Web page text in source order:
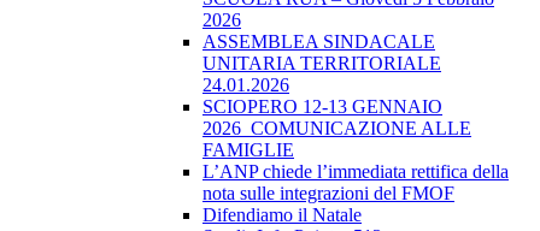
2026
ASSEMBLEA SINDACALE
UNITARIA TERRITORIALE
24.01.2026
SCIOPERO 12-13 GENNAIO
2026_COMUNICAZIONE ALLE
FAMIGLIE
L’ANP chiede l’immediata rettifica della
nota sulle integrazioni del FMOF
Difendiamo il Natale